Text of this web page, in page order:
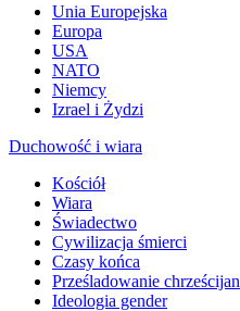
Unia Europejska
Europa
USA
NATO
Niemcy
Izrael i Żydzi
Duchowość i wiara
Kościół
Wiara
Świadectwo
Cywilizacja śmierci
Czasy końca
Prześladowanie chrześcijan
Ideologia gender